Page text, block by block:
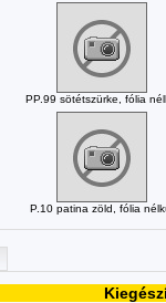
PP.99 sötétszürke, fólia
P.10 patina zöld, fólia